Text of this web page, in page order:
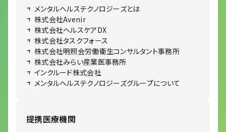
メンタルヘルステクノロジーズとは
株式会社Avenir
株式会社ヘルスケアDX
株式会社タスクフォース
株式会社明照会労働衛生コンサルタント事務所
株式会社みらい産業医事務所
インクルード株式会社
メンタルヘルステクノロジーズグループについて
提携医療機関